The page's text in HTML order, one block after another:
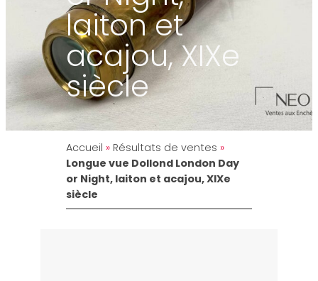
laiton et
acajou, XIXe
siècle
Accueil » Résultats de ventes »
Longue vue Dollond London Day
or Night, laiton et acajou, XIXe
siècle